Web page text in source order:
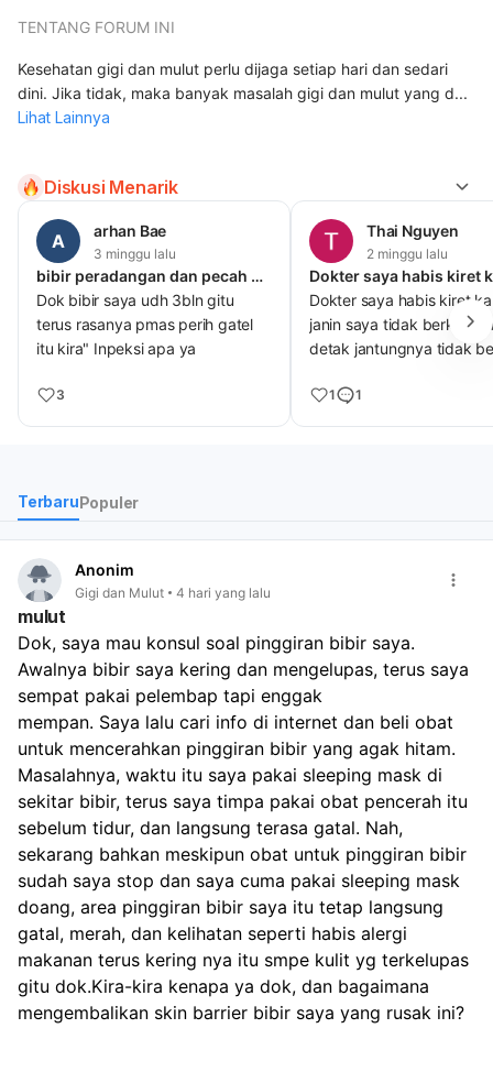
Diskusi Menarik
A arhan Bae
3 minggu lalu
bibir peradangan dan pecah pecah terus kering
Dok bibir saya udh 3bln gitu
terus rasanya pmas perih gatel
itu kira" Inpeksi apa ya
3
Thai Nguyen
2 minggu lalu
Dokter saya habis kiret
janin saya tidak
detak jantungnya tidak
1 1
TerbaruPopuler
Anonim
Gigi dan Mulut 4 hari yang lalu
mulut
Dok, saya mau konsul soal pinggiran bibir saya.
Awalnya bibir saya kering dan mengelupas, terus saya
sempat pakai pelembap tapi enggak
mempan. Saya lalu cari info di internet dan beli obat
untuk mencerahkan pinggiran bibir yang agak hitam.
Masalahnya, waktu itu saya pakai sleeping mask di
sekitar bibir, terus saya timpa pakai obat pencerah itu
sebelum tidur, dan langsung terasa gatal. Nah,
sekarang bahkan meskipun obat untuk pinggiran bibir
sudah saya stop dan saya cuma pakai sleeping mask
doang, area pinggiran bibir saya itu tetap langsung
gatal, merah, dan kelihatan seperti habis alergi
makanan terus kering nya itu smpe kulit yg terkelupas
gitu dok.Kira-kira kenapa ya dok, dan bagaimana
mengembalikan skin barrier bibir saya yang rusak ini?
TENTANG FORUM INI
Kesehatan gigi dan mulut perlu dijaga setiap hari dan sedari
dini. Jika tidak, maka banyak masalah gigi dan mulut yang d...
Lihat Lainnya